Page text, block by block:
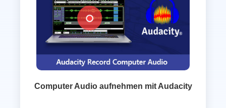
Computer Audio aufnehmen mit Audacity